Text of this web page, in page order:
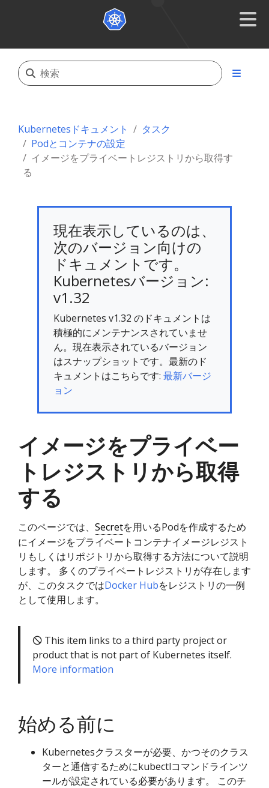
Kubernetesドキュメント
タスク
Podとコンテナの設定
イメージをプライベートレジストリから取得す
る
現在表示しているのは、
次のバージョン向けの
ドキュメントです。
Kubernetesバージョン:
v1.32
Kubernetes v1.32 のドキュメントは
積極的にメンテナンスされていませ
ん。現在表示されているバージョン
はスナップショットです。最新のド
キュメントはこちらです: 最新バージ
ョン
イメージをプライベー
トレジストリから取得
する
このページでは、 Secretを用いるPodを作成するため
にイメージをプライベートコンテナイメージレジスト
リもしくはリポジトリから取得する方法について説明
します。 多くのプライベートレジストリが存在します
が、このタスクではDocker Hubをレジストリの一例
として使用します。
🛇 This item links to a third party project or
product that is not part of Kubernetes itself.
More information
始める前に
Kubernetesクラスターが必要、かつそのクラス
ターと通信するためにkubectlコマンドラインツ
ールが設定されている必要があります。 このチ